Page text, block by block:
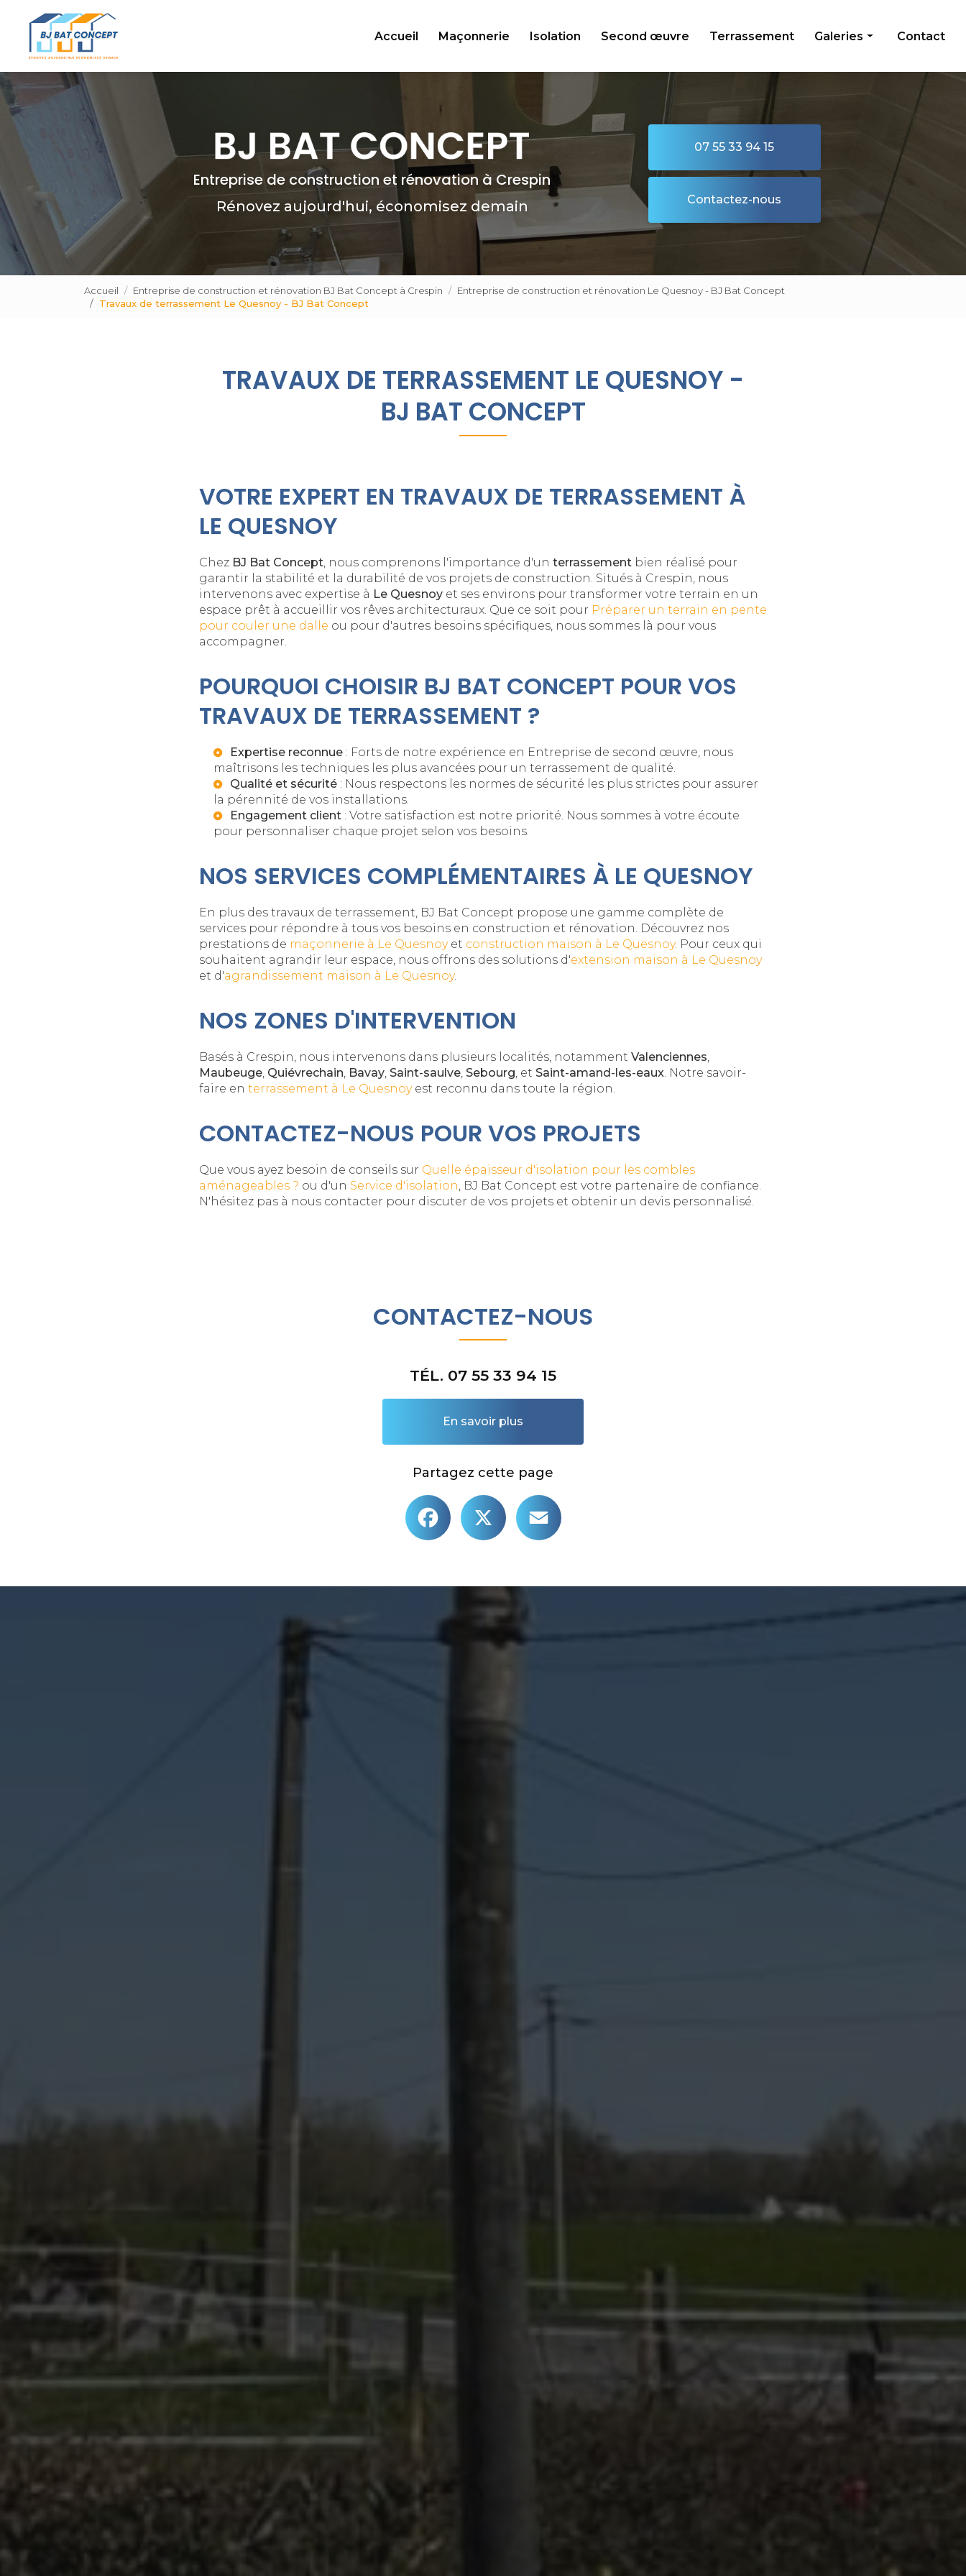
contenu
principal
Accueil Maçonnerie Isolation Second œuvre Terrassement Galeries Contact
Entreprise de construction et rénovation à Crespin
Rénovez aujourd'hui, économisez demain
07 55 33 94 15
Contactez-nous
Accueil Entreprise de construction et rénovation BJ Bat Concept à Crespin
Entreprise de construction et rénovation Le Quesnoy - BJ Bat Concept
Travaux de terrassement Le Quesnoy - BJ Bat Concept
TRAVAUX DE TERRASSEMENT LE QUESNOY -
BJ BAT CONCEPT
VOTRE EXPERT EN TRAVAUX DE TERRASSEMENT À
LE QUESNOY
Chez BJ Bat Concept, nous comprenons l'importance d'un terrassement bien réalisé pour
garantir la stabilité et la durabilité de vos projets de construction. Situés à Crespin, nous
intervenons avec expertise à Le Quesnoy et ses environs pour transformer votre terrain en un
espace prêt à accueillir vos rêves architecturaux. Que ce soit pour Préparer un terrain en pente
pour couler une dalle ou pour d'autres besoins spécifiques, nous sommes là pour vous
accompagner.
POURQUOI CHOISIR BJ BAT CONCEPT POUR VOS
TRAVAUX DE TERRASSEMENT ?
Expertise reconnue : Forts de notre expérience en Entreprise de second œuvre, nous
maîtrisons les techniques les plus avancées pour un terrassement de qualité.
Qualité et sécurité : Nous respectons les normes de sécurité les plus strictes pour assurer
la pérennité de vos installations.
Engagement client : Votre satisfaction est notre priorité. Nous sommes à votre écoute
pour personnaliser chaque projet selon vos besoins.
NOS SERVICES COMPLÉMENTAIRES À LE QUESNOY
En plus des travaux de terrassement, BJ Bat Concept propose une gamme complète de
services pour répondre à tous vos besoins en construction et rénovation. Découvrez nos
prestations de maçonnerie à Le Quesnoyet construction maison à Le Quesnoy. Pour ceux qui
souhaitent agrandir leur espace, nous offrons des solutions d'extension maison à Le Quesnoy
et d'agrandissement maison à Le Quesnoy.
NOS ZONES D'INTERVENTION
Basés à Crespin, nous intervenons dans plusieurs localités, notamment Valenciennes,
Maubeuge, Quiévrechain, Bavay, Saint-saulve, Sebourg, et Saint-amand-les-eaux. Notre savoir-
faire en terrassement à Le Quesnoyest reconnu dans toute la région.
CONTACTEZ-NOUS POUR VOS PROJETS
Que vous ayez besoin de conseils sur Quelle épaisseur d'isolation pour les combles
aménageables ? ou d'un Service d'isolation, BJ Bat Concept est votre partenaire de confiance.
N'hésitez pas à nous contacter pour discuter de vos projets et obtenir un devis personnalisé.
CONTACTEZ-NOUS
TÉL. 07 55 33 94 15
En savoir plus
Partagez cette page
Facebook